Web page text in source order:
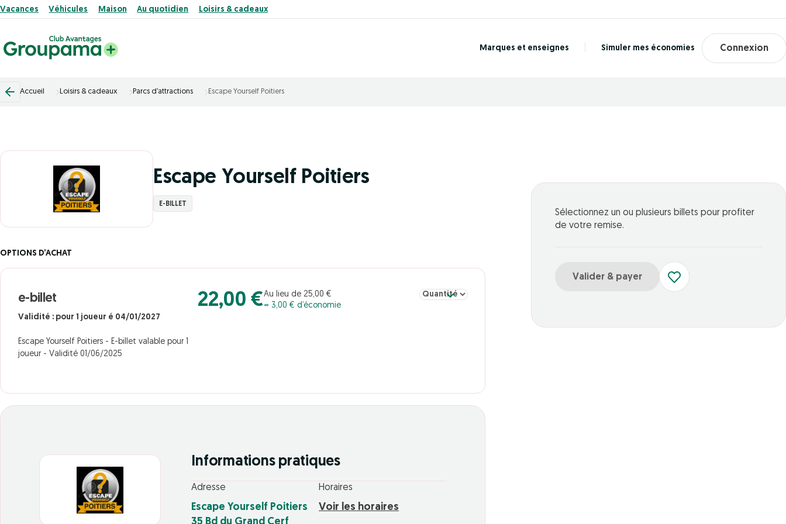
Vacances Véhicules Maison Au quotidien Loisirs & cadeaux
Marques et enseignes Simuler mes économies Connexion
Accueil Loisirs & cadeaux Parcs d’attractions Escape Yourself Poitiers
Escape Yourself Poitiers
E-BILLET
OPTIONS D’ACHAT
e-billet
Validité : pour 1 joueur é 04/01/2027
Escape Yourself Poitiers - E-billet valable pour 1
joueur - Validité 01/06/2025
22,00 €Au lieu de 25,00 €
= 3,00 € d’économie
Sélectionner la quantité pour e-billet
Informations pratiques
Adresse
Escape Yourself Poitiers
Horaires
Voir les horaires
Sélectionnez un ou plusieurs billets pour profiter
de votre remise.
Valider & payer